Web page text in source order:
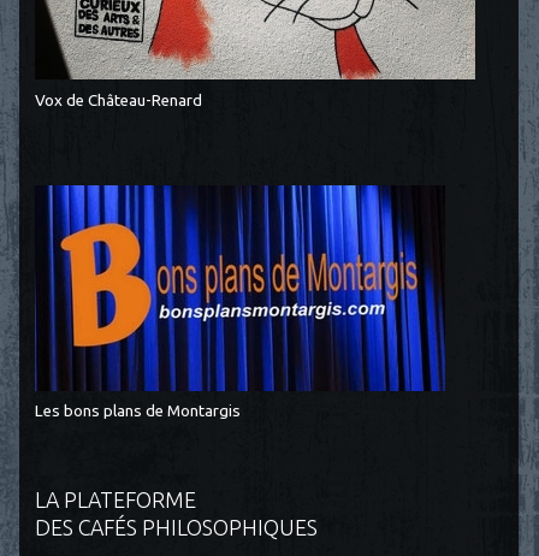
Vox de Château-Renard
Les bons plans de Montargis
LA PLATEFORME
DES CAFÉS PHILOSOPHIQUES